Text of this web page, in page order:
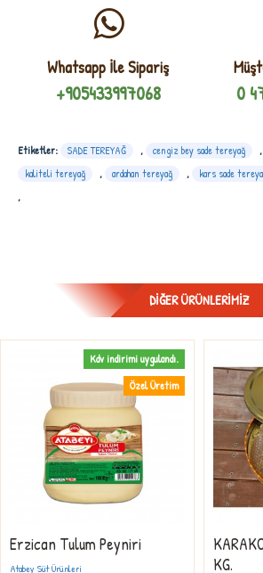
Whatsapp İle Sipariş
+905433997068 0
Etiketler: SADE TEREYAĞ , cengiz bey sade tereyağ ,
kaliteli tereyağ
, ardahan tereyağ , kars sade
,
DIĞER ÜRÜNLERIMIZ
Özel Üretim
Kdv indirimi uygulandı.
Atabey Süt Ürünleri
Erzican Tulum Peyniri
KG.